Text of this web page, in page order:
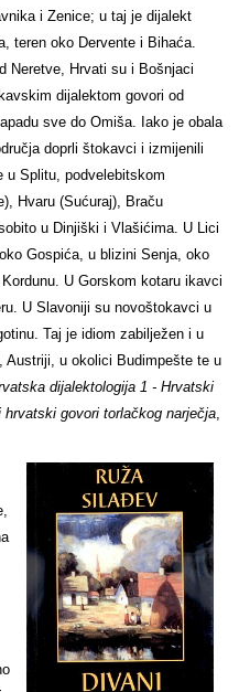
i Zenice; u taj je dijalekt
teren oko Dervente i Bihaća.
Neretve, Hrvati su i Bošnjaci
dijalektom govori od
sve do Omiša. Iako je obala
doprli štokavci i izmijenili
u Splitu, podvelebitskom
Hvaru (Sućuraj), Braču
u Dinjiški i Vlašićima. U Lici
Gospića, u blizini Senja, oko
U Gorskom kotaru ikavci
U Slavoniji su novoštokavci u
Taj je idiom zabilježen i u
u okolici Budimpešte te u
dijalektologija 1 - Hrvatski
govori torlačkog narječja,